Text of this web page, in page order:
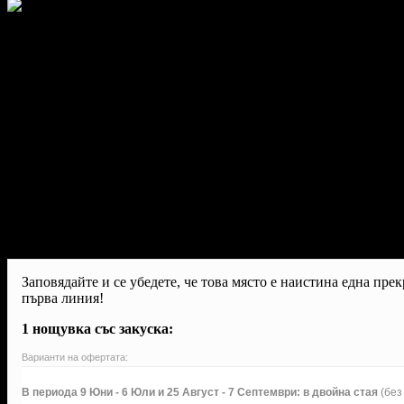
Заповядайте и се убедете, че това място е наистина една
първа линия!
1 нощувка със закуска:
Варианти на офертата:
В периода 9 Юни - 6 Юли и 25 Август - 7 Септември: в двойна стая